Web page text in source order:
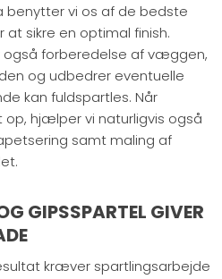
benytter vi os af de bedste
sikre en optimal finish.
forberedelse af væggen,
og udbedrer eventuelle
kan fuldspartles. Når
hjælper vi naturligvis også
samt maling af
GIPSSPARTEL GIVER
kræver spartlingsarbejde